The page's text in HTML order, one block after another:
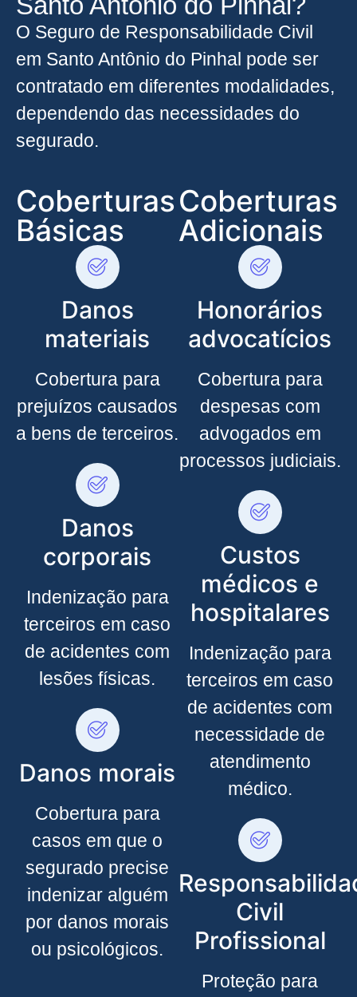
O Seguro de Responsabilidade Civil
em Santo Antônio do Pinhal pode ser
contratado em diferentes modalidades,
dependendo das necessidades do
segurado.
Coberturas
Básicas
Danos
materiais
Cobertura para
prejuízos causados
a bens de terceiros.
Danos
corporais
Indenização para
terceiros em caso
de acidentes com
lesões físicas.
Danos morais
Cobertura para
casos em que o
segurado precise
indenizar alguém
por danos morais
ou psicológicos.
Coberturas
Adicionais
Honorários
advocatícios
Cobertura para
despesas com
advogados em
processos judiciais.
Custos
médicos e
hospitalares
Indenização para
terceiros em caso
de acidentes com
necessidade de
atendimento
médico.
Civil
Profissional
Proteção para